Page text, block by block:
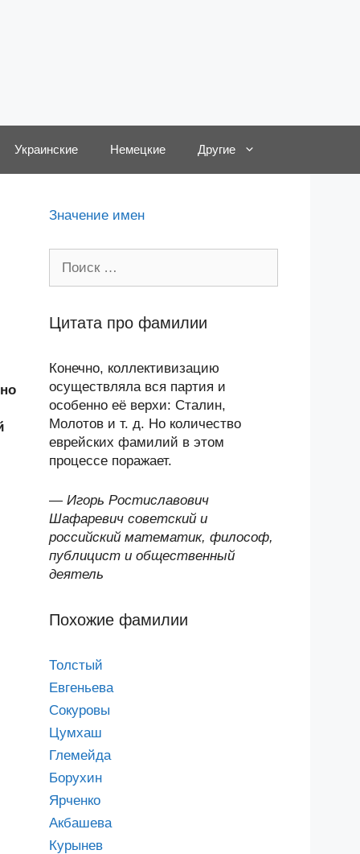
Украинские Немецкие Другие
Значение имен
Цитата про фамилии
Конечно, коллективизацию
осуществляла вся партия и
особенно её верхи: Сталин,
Молотов и т. д. Но количество
еврейских фамилий в этом
процессе поражает.
— Игорь Ростиславович
Шафаревич советский и
российский математик, философ,
публицист и общественный
деятель
Похожие фамилии
Толстый
Евгеньева
Сокуровы
Цумхаш
Глемейда
Борухин
Ярченко
Акбашева
Курынев